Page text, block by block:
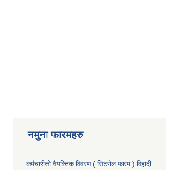
नमुना फारमहरु
कर्मचारीको वैयक्तिक विवरण ( सिटरोल फारम ) विहादी